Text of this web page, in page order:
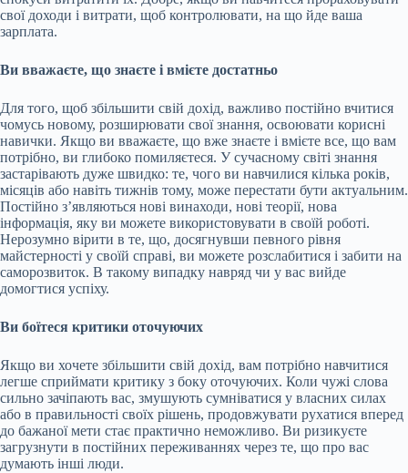
свої доходи і витрати, щоб контролювати, на що йде ваша
зарплата.
Ви вважаєте, що знаєте і вмієте достатньо
Для того, щоб збільшити свій дохід, важливо постійно вчитися
чомусь новому, розширювати свої знання, освоювати корисні
навички. Якщо ви вважаєте, що вже знаєте і вмієте все, що вам
потрібно, ви глибоко помиляєтеся. У сучасному світі знання
застарівають дуже швидко: те, чого ви навчилися кілька років,
місяців або навіть тижнів тому, може перестати бути актуальним.
Постійно з’являються нові винаходи, нові теорії, нова
інформація, яку ви можете використовувати в своїй роботі.
Нерозумно вірити в те, що, досягнувши певного рівня
майстерності у своїй справі, ви можете розслабитися і забити на
саморозвиток. В такому випадку навряд чи у вас вийде
домогтися успіху.
Ви боїтеся критики оточуючих
Якщо ви хочете збільшити свій дохід, вам потрібно навчитися
легше сприймати критику з боку оточуючих. Коли чужі слова
сильно зачіпають вас, змушують сумніватися у власних силах
або в правильності своїх рішень, продовжувати рухатися вперед
до бажаної мети стає практично неможливо. Ви ризикуєте
загрузнути в постійних переживаннях через те, що про вас
думають інші люди.